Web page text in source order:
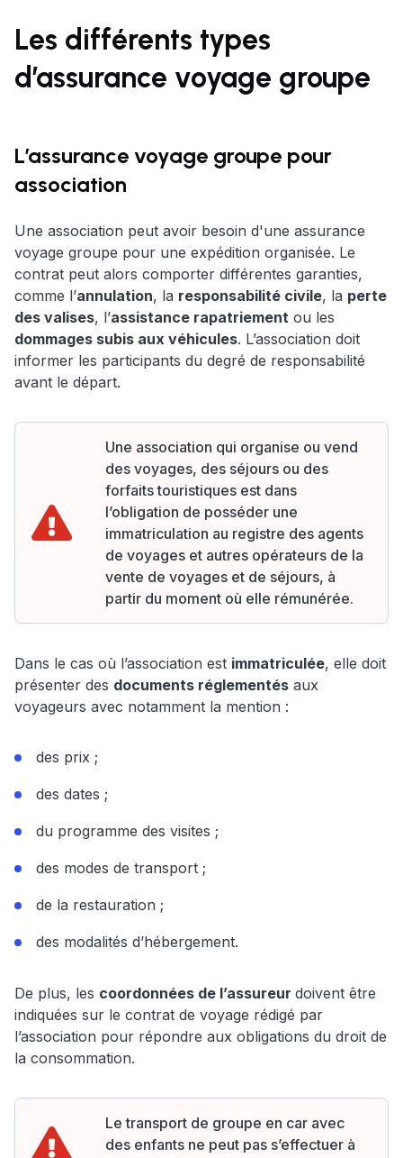
Les différents types
d’assurance voyage groupe
L’assurance voyage groupe pour
association
Une association peut avoir besoin d'une assurance
voyage groupe pour une expédition organisée. Le
contrat peut alors comporter différentes garanties,
comme l’annulation, la responsabilité civile, la perte
des valises, l’assistance rapatriement ou les
dommages subis aux véhicules. L’association doit
informer les participants du degré de responsabilité
avant le départ.
Une association qui organise ou vend
des voyages, des séjours ou des
forfaits touristiques est dans
l’obligation de posséder une
immatriculation au registre des agents
de voyages et autres opérateurs de la
vente de voyages et de séjours, à
partir du moment où elle rémunérée.
Dans le cas où l’association est immatriculée, elle doit
présenter des documents réglementés aux
voyageurs avec notamment la mention :
des prix ;
des dates ;
du programme des visites ;
des modes de transport ;
de la restauration ;
des modalités d’hébergement.
De plus, les coordonnées de l’assureur doivent être
indiquées sur le contrat de voyage rédigé par
l’association pour répondre aux obligations du droit de
la consommation.
Le transport de groupe en car avec
des enfants ne peut pas s’effectuer à